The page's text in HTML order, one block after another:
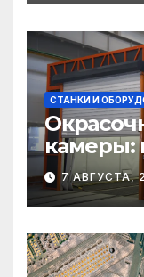
СТАНКИ И
камеры:
7 АВГУСТА,